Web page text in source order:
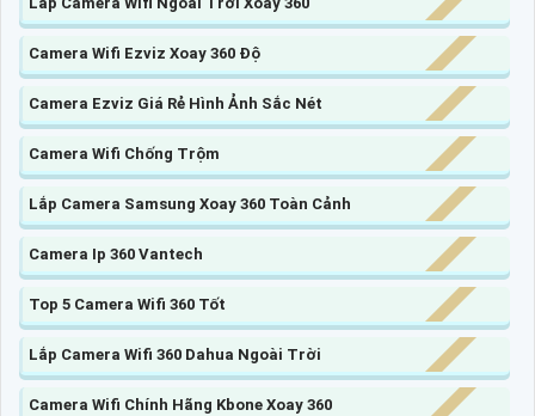
Camera Wifi Ezviz Xoay 360 Độ
Camera Ezviz Giá Rẻ Hình Ảnh Sắc Nét
Camera Wifi Chống Trộm
Lắp Camera Samsung Xoay 360 Toàn Cảnh
Camera Ip 360 Vantech
Top 5 Camera Wifi 360 Tốt
Lắp Camera Wifi 360 Dahua Ngoài Trời
Camera Wifi Chính Hãng Kbone Xoay 360